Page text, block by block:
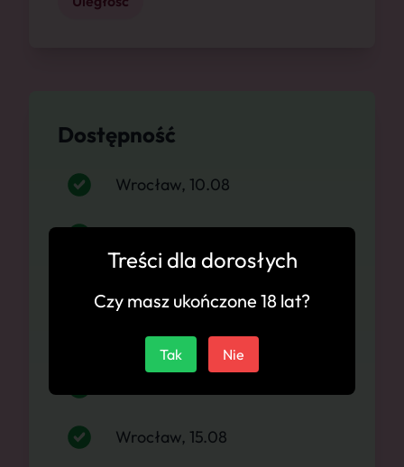
Dostępność
Wrocław, 10.08
Wrocław, 13.08
Wrocław, 15.08
Treści dla dorosłych
Czy masz ukończone 18 lat?
Tak Nie